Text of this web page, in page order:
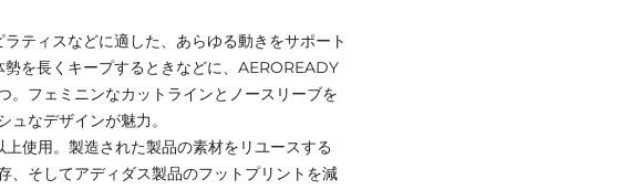
ティスなどに適した、あらゆる動きをサポート
を長くキープするときなどに、AEROREADY
。フェミニンなカットラインとノースリーブを
なデザインが魅力。
使用。製造された製品の素材をリユースする
、そしてアディダス製品のフットプリントを減